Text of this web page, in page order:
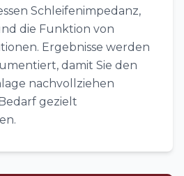
Schleifenimpedanz,
die Funktion von
Ergebnisse werden
damit Sie den
nachvollziehen
gezielt